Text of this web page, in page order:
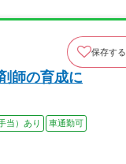
保存する
師の育成に
当）あり
車通勤可